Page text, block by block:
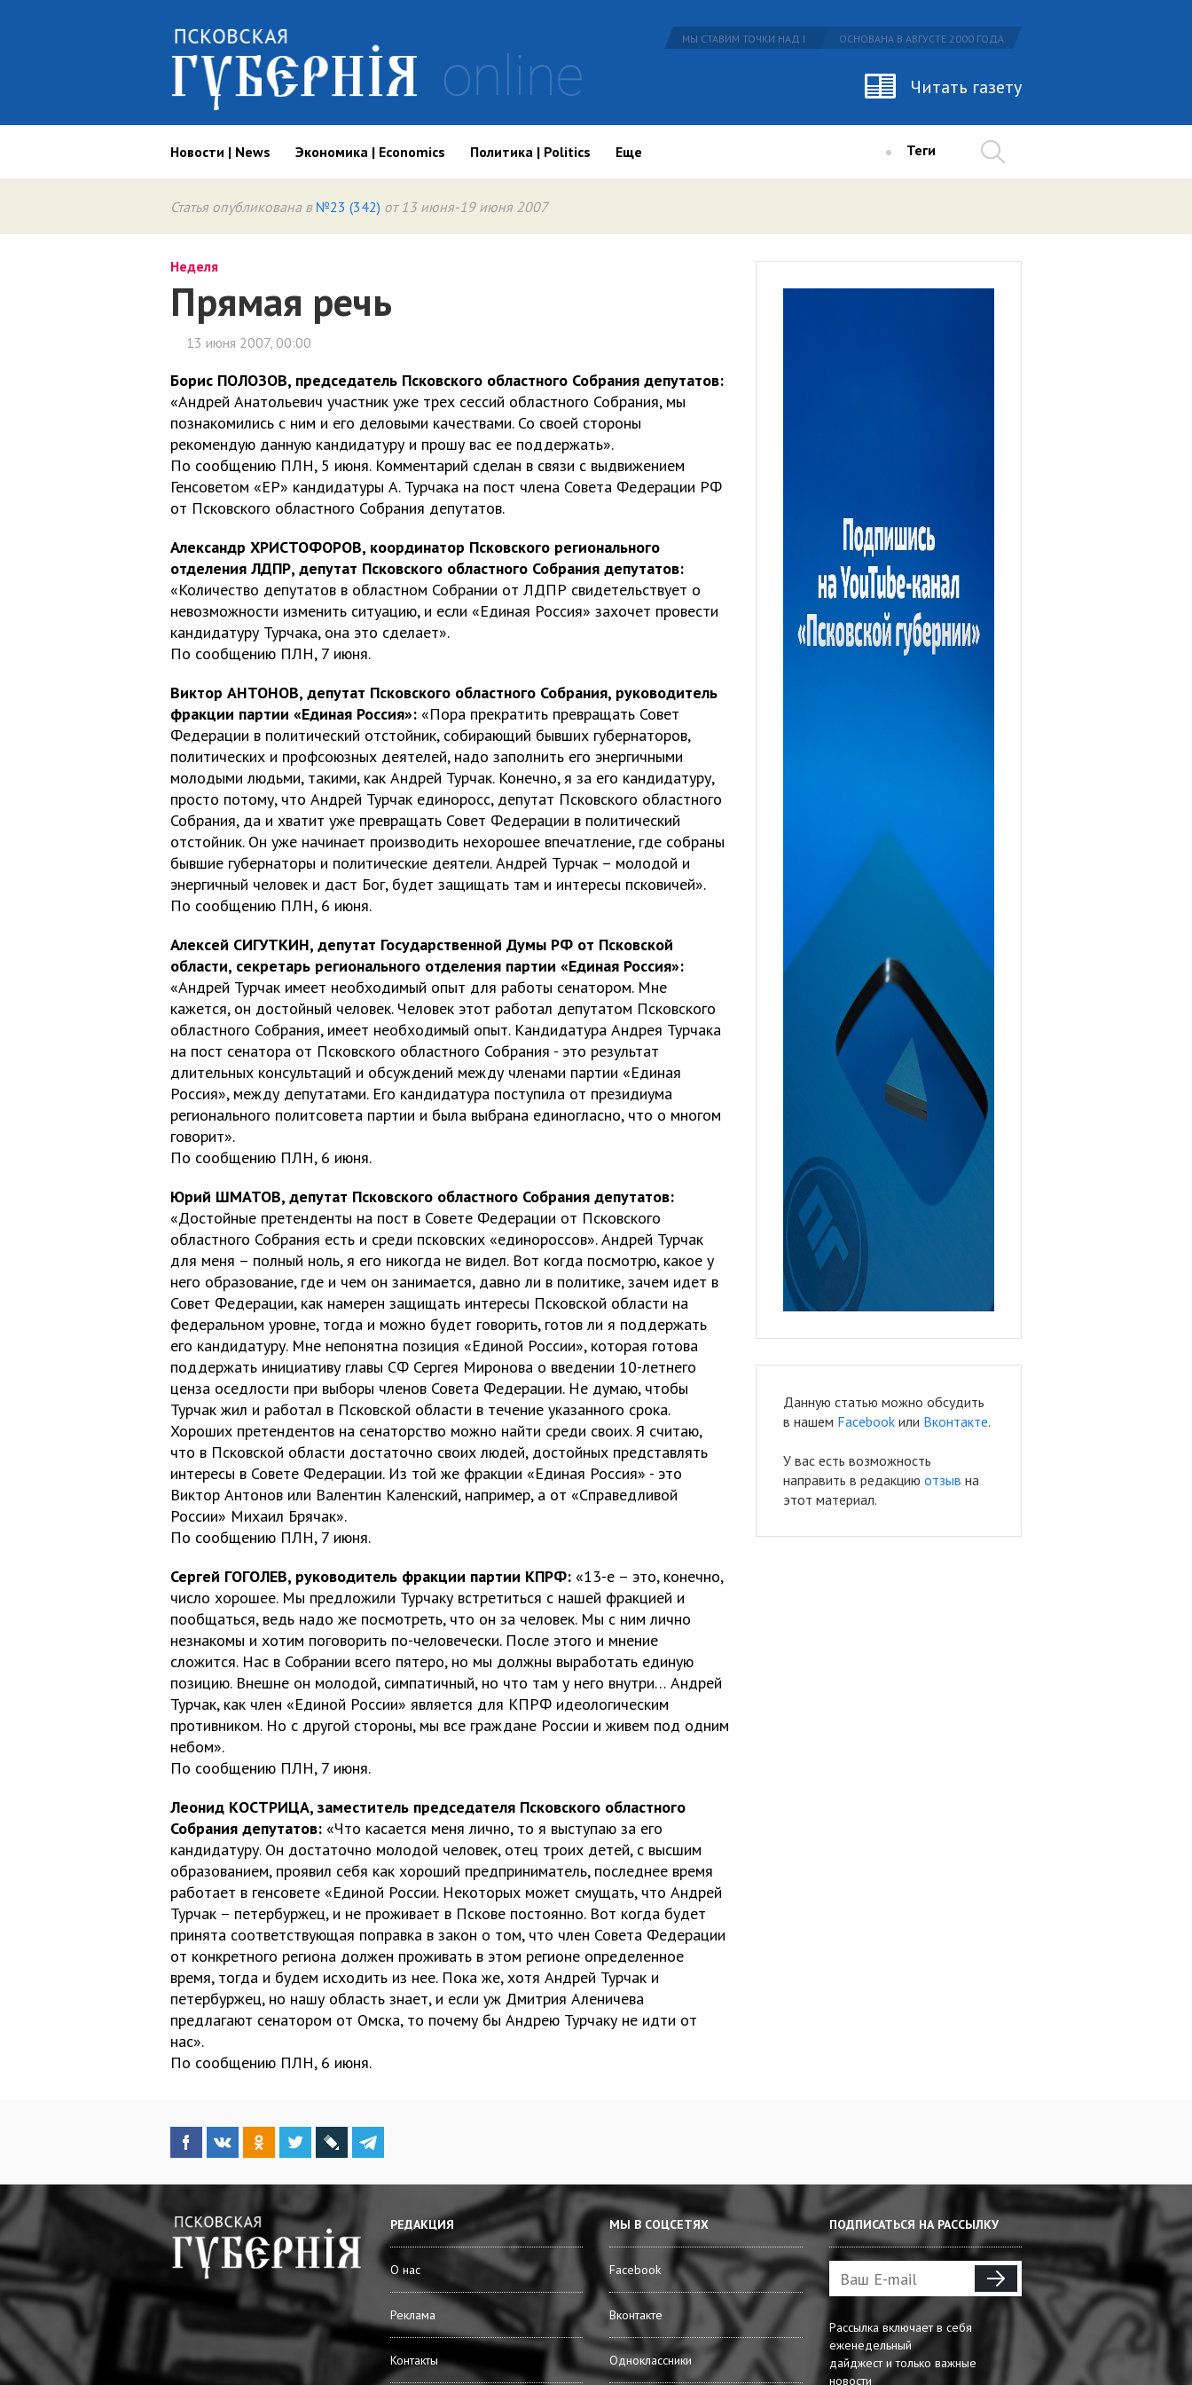
МЫ СТАВИМ ТОЧКИ НАД I ОСНОВАНА В АВГУСТЕ 2000 ГОДА
Читать газету
Новости | News Экономика | Economics Политика | Politics Еще Теги
Статья опубликована в №23 (342) от 13 июня-19 июня 2007
Неделя
Прямая речь
13 июня 2007, 00:00
Борис ПОЛОЗОВ, председатель Псковского областного Собрания депутатов:
«Андрей Анатольевич участник уже трех сессий областного Собрания, мы
познакомились с ним и его деловыми качествами. Со своей стороны
рекомендую данную кандидатуру и прошу вас ее поддержать».
По сообщению ПЛН, 5 июня. Комментарий сделан в связи с выдвижением
Генсоветом «ЕР» кандидатуры А. Турчака на пост члена Совета Федерации РФ
от Псковского областного Собрания депутатов.
Александр ХРИСТОФОРОВ, координатор Псковского регионального
отделения ЛДПР, депутат Псковского областного Собрания депутатов:
«Количество депутатов в областном Собрании от ЛДПР свидетельствует о
невозможности изменить ситуацию, и если «Единая Россия» захочет провести
кандидатуру Турчака, она это сделает».
По сообщению ПЛН, 7 июня.
Виктор АНТОНОВ, депутат Псковского областного Собрания, руководитель
фракции партии «Единая Россия»: «Пора прекратить превращать Совет
Федерации в политический отстойник, собирающий бывших губернаторов,
политических и профсоюзных деятелей, надо заполнить его энергичными
молодыми людьми, такими, как Андрей Турчак. Конечно, я за его кандидатуру,
просто потому, что Андрей Турчак единоросс, депутат Псковского областного
Собрания, да и хватит уже превращать Совет Федерации в политический
отстойник. Он уже начинает производить нехорошее впечатление, где собраны
бывшие губернаторы и политические деятели. Андрей Турчак – молодой и
энергичный человек и даст Бог, будет защищать там и интересы псковичей».
По сообщению ПЛН, 6 июня.
Алексей СИГУТКИН, депутат Государственной Думы РФ от Псковской
области, секретарь регионального отделения партии «Единая Россия»:
«Андрей Турчак имеет необходимый опыт для работы сенатором. Мне
кажется, он достойный человек. Человек этот работал депутатом Псковского
областного Собрания, имеет необходимый опыт. Кандидатура Андрея Турчака
на пост сенатора от Псковского областного Собрания - это результат
длительных консультаций и обсуждений между членами партии «Единая
Россия», между депутатами. Его кандидатура поступила от президиума
регионального политсовета партии и была выбрана единогласно, что о многом
говорит».
По сообщению ПЛН, 6 июня.
Юрий ШМАТОВ, депутат Псковского областного Собрания депутатов:
«Достойные претенденты на пост в Совете Федерации от Псковского
областного Собрания есть и среди псковских «единороссов». Андрей Турчак
для меня – полный ноль, я его никогда не видел. Вот когда посмотрю, какое у
него образование, где и чем он занимается, давно ли в политике, зачем идет в
Совет Федерации, как намерен защищать интересы Псковской области на
федеральном уровне, тогда и можно будет говорить, готов ли я поддержать
его кандидатуру. Мне непонятна позиция «Единой России», которая готова
поддержать инициативу главы СФ Сергея Миронова о введении 10-летнего
ценза оседлости при выборы членов Совета Федерации. Не думаю, чтобы
Турчак жил и работал в Псковской области в течение указанного срока.
Хороших претендентов на сенаторство можно найти среди своих. Я считаю,
что в Псковской области достаточно своих людей, достойных представлять
интересы в Совете Федерации. Из той же фракции «Единая Россия» - это
Виктор Антонов или Валентин Каленский, например, а от «Справедливой
России» Михаил Брячак».
По сообщению ПЛН, 7 июня.
Сергей ГОГОЛЕВ, руководитель фракции партии КПРФ: «13-е – это, конечно,
число хорошее. Мы предложили Турчаку встретиться с нашей фракцией и
пообщаться, ведь надо же посмотреть, что он за человек. Мы с ним лично
незнакомы и хотим поговорить по-человечески. После этого и мнение
сложится. Нас в Собрании всего пятеро, но мы должны выработать единую
позицию. Внешне он молодой, симпатичный, но что там у него внутри… Андрей
Турчак, как член «Единой России» является для КПРФ идеологическим
противником. Но с другой стороны, мы все граждане России и живем под одним
небом».
По сообщению ПЛН, 7 июня.
Леонид КОСТРИЦА, заместитель председателя Псковского областного
Собрания депутатов: «Что касается меня лично, то я выступаю за его
кандидатуру. Он достаточно молодой человек, отец троих детей, с высшим
образованием, проявил себя как хороший предприниматель, последнее время
работает в генсовете «Единой России. Некоторых может смущать, что Андрей
Турчак – петербуржец, и не проживает в Пскове постоянно. Вот когда будет
принята соответствующая поправка в закон о том, что член Совета Федерации
от конкретного региона должен проживать в этом регионе определенное
время, тогда и будем исходить из нее. Пока же, хотя Андрей Турчак и
петербуржец, но нашу область знает, и если уж Дмитрия Аленичева
предлагают сенатором от Омска, то почему бы Андрею Турчаку не идти от
нас».
По сообщению ПЛН, 6 июня.
Данную статью можно обсудить
в нашем Facebook или Вконтакте.
У вас есть возможность
направить в редакцию отзыв на
этот материал.
РЕДАКЦИЯ
О нас
Реклама
Контакты
МЫ В СОЦСЕТЯХ
Facebook
Вконтакте
Одноклассники
ПОДПИСАТЬСЯ НА РАССЫЛКУ
Рассылка включает в себя
еженедельный
дайджест и только важные
новости